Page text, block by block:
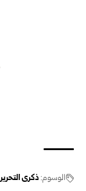
الوسوم:ذكرى التحرير